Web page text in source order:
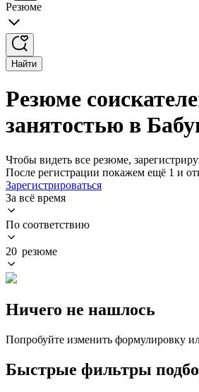
Резюме
Найти
Резюме
занятостью в
Чтобы видеть все резюме,
После регистрации покажем ещё 1 и
Зарегистрироваться
За всё время
По соответствию
20 резюме
Ничего не нашлось
Попробуйте изменить формулировку
Быстрые фильтры